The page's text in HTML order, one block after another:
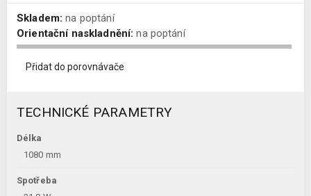
Skladem: na poptání
Orientační naskladnění: na poptání
Přidat do porovnávače
TECHNICKÉ PARAMETRY
Délka
1080 mm
Spotřeba